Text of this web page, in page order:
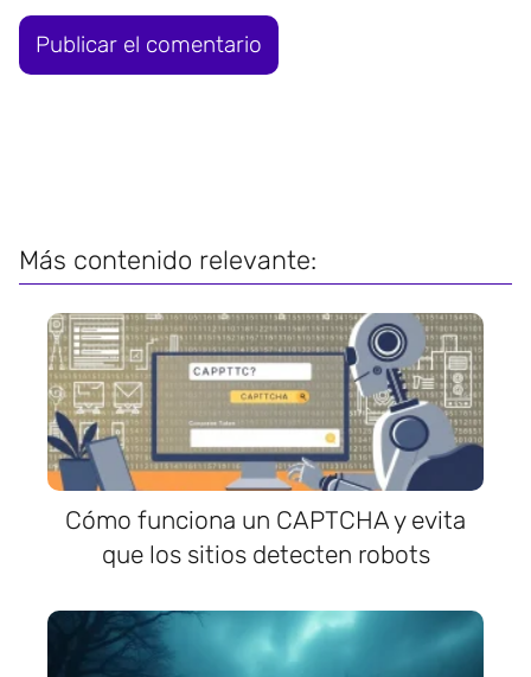
Más contenido relevante:
Cómo funciona un CAPTCHA y evita
que los sitios detecten robots